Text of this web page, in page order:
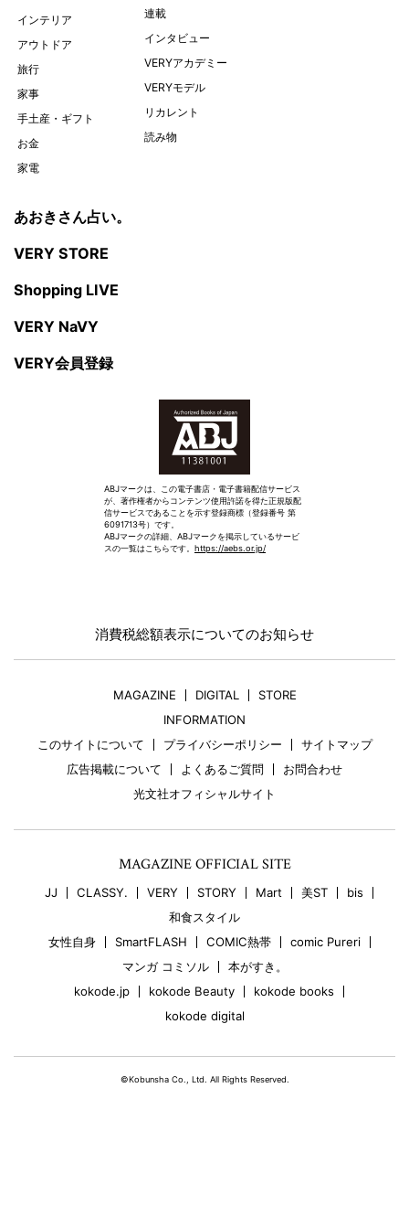
インテリア
アウトドア
旅行
家事
手土産・ギフト
お金
家電
連載
インタビュー
VERYアカデミー
VERYモデル
リカレント
読み物
あおきさん占い。
VERY STORE
Shopping LIVE
VERY NaVY
VERY会員登録
ABJマークは、この電子書店・電子書籍配信サービス
が、著作権者からコンテンツ使用許諾を得た正規版配
信サービスであることを示す登録商標（登録番号 第
6091713号）です。
ABJマークの詳細、ABJマークを掲示しているサービ
スの一覧はこちらです。 https://aebs.or.jp/
消費税総額表示についてのお知らせ
MAGAZINE DIGITAL
STORE
INFORMATION
このサイトについて
プライバシーポリシー
サイトマップ
広告掲載について
よくあるご質問
お問合わせ
光文社オフィシャルサイト
MAGAZINE OFFICIAL SITE
JJ CLASSY. VERY STORY Mart 美ST
bis
和食スタイル
女性自身
SmartFLASH COMIC熱帯
comic Pureri
マンガ コミソル
本がすき。
kokode.jp
kokode Beauty
kokode books
kokode digital
©Kobunsha Co., Ltd. All Rights Reserved.